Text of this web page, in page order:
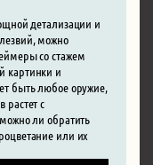
детализации и
можно
со стажем
картинки и
быть любое оружие,
растет с
ли обратить
или их